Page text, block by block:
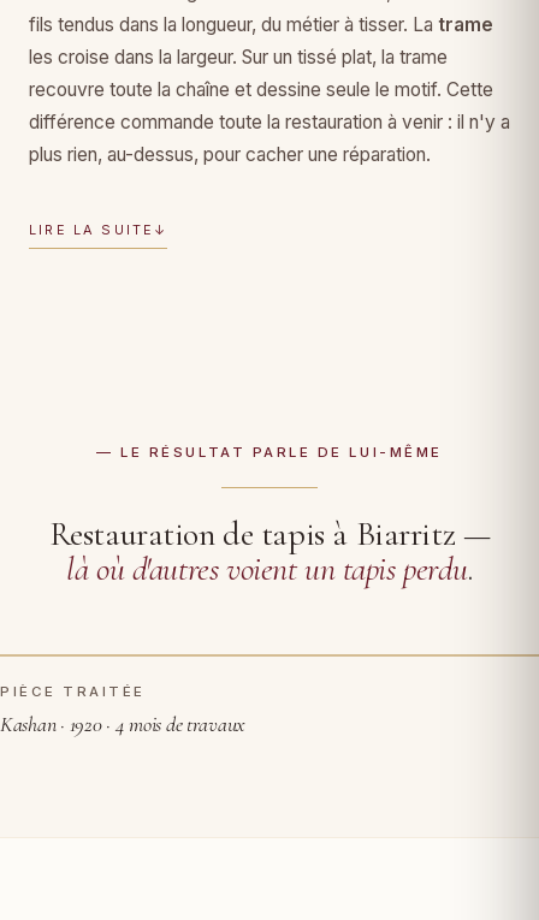
fils tendus dans la longueur, du métier à tisser. La trame
les croise dans la largeur. Sur un tissé plat, la trame
recouvre toute la chaîne et dessine seule le motif. Cette
différence commande toute la restauration à venir : il n'y a
plus rien, au-dessus, pour cacher une réparation.
LIRE LA SUITE ↓
— LE RÉSULTAT PARLE DE LUI-MÊME
Restauration de tapis à Biarritz —
là où d'autres voient un tapis perdu.
AVANT RESTAURATION
PIÈCE TRAITÉE
Kashan · 1920 · 4 mois de travaux